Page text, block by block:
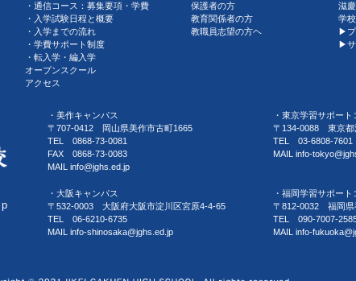
通信コース：募集要項・学費
入学試験日程と概要
入学までの流れ
学費サポート制度
転入学・編入学
オープンスクール
アクセス
保護者の方
教育関係者の方
教職員志望の方ヘ
滋
学
▶︎プ
▶︎サ
・美作キャンパス
〒707-0412 岡山県美作市古町1665
TEL 0868-73-0081
FAX 0868-73-0083
MAIL info@jghs.ed.jp
・東京学習サポート
〒134-0088 東京都
TEL 03-6808-7601
MAIL info-
・大阪キャンパス
〒532-0003 大阪府大阪市淀川区宮原4-4-65
TEL 06-6210-6735
MAIL info-shinosaka@jghs.ed.jp
・福岡学習サポート
〒812-0032 福岡県
TEL 090-7007-
MAIL info-